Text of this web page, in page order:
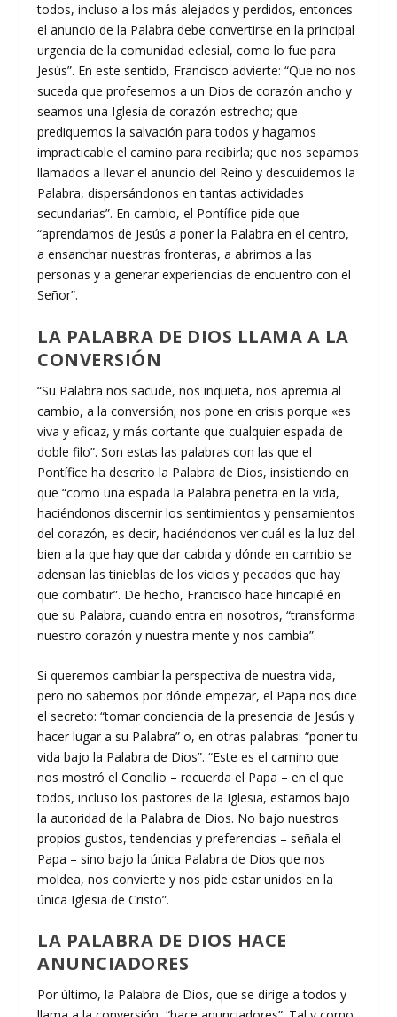
todos, incluso a los más alejados y perdidos, entonces
el anuncio de la Palabra debe convertirse en la principal
urgencia de la comunidad eclesial, como lo fue para
Jesús”. En este sentido, Francisco advierte: “Que no nos
suceda que profesemos a un Dios de corazón ancho y
seamos una Iglesia de corazón estrecho; que
prediquemos la salvación para todos y hagamos
impracticable el camino para recibirla; que nos sepamos
llamados a llevar el anuncio del Reino y descuidemos la
Palabra, dispersándonos en tantas actividades
secundarias”. En cambio, el Pontífice pide que
“aprendamos de Jesús a poner la Palabra en el centro,
a ensanchar nuestras fronteras, a abrirnos a las
personas y a generar experiencias de encuentro con el
Señor”.
LA PALABRA DE DIOS LLAMA A LA
CONVERSIÓN
“Su Palabra nos sacude, nos inquieta, nos apremia al
cambio, a la conversión; nos pone en crisis porque «es
viva y eficaz, y más cortante que cualquier espada de
doble filo”. Son estas las palabras con las que el
Pontífice ha descrito la Palabra de Dios, insistiendo en
que “como una espada la Palabra penetra en la vida,
haciéndonos discernir los sentimientos y pensamientos
del corazón, es decir, haciéndonos ver cuál es la luz del
bien a la que hay que dar cabida y dónde en cambio se
adensan las tinieblas de los vicios y pecados que hay
que combatir”. De hecho, Francisco hace hincapié en
que su Palabra, cuando entra en nosotros, “transforma
nuestro corazón y nuestra mente y nos cambia”.
Si queremos cambiar la perspectiva de nuestra vida,
pero no sabemos por dónde empezar, el Papa nos dice
el secreto: “tomar conciencia de la presencia de Jesús y
hacer lugar a su Palabra” o, en otras palabras: “poner tu
vida bajo la Palabra de Dios”. “Este es el camino que
nos mostró el Concilio – recuerda el Papa – en el que
todos, incluso los pastores de la Iglesia, estamos bajo
la autoridad de la Palabra de Dios. No bajo nuestros
propios gustos, tendencias y preferencias – señala el
Papa – sino bajo la única Palabra de Dios que nos
moldea, nos convierte y nos pide estar unidos en la
única Iglesia de Cristo”.
LA PALABRA DE DIOS HACE
ANUNCIADORES
Por último, la Palabra de Dios, que se dirige a todos y